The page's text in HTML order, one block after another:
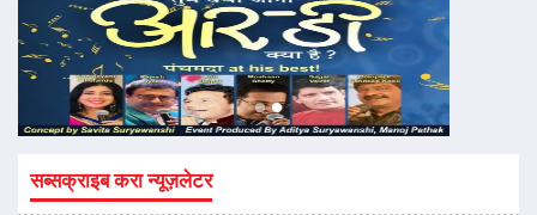
सब्सक्राइब करा न्यूज़लेटर